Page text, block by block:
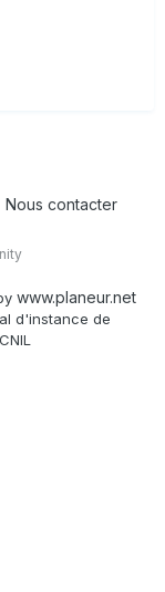
Nous contacter
www.planeur.net
d'instance de